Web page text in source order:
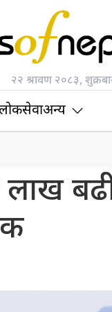
२२ श्रावण २०८३,
अन्य